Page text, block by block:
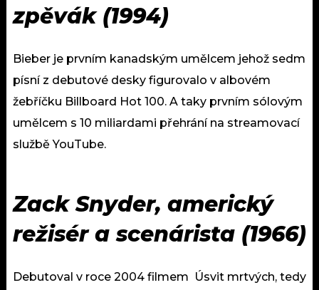
zpěvák (1994)
Bieber je prvním kanadským umělcem jehož sedm
písní z debutové desky figurovalo v albovém
žebříčku Billboard Hot 100. A taky prvním sólovým
umělcem s 10 miliardami přehrání na streamovací
službě YouTube.
Zack Snyder, americký
režisér a scenárista (1966)
Debutoval v roce 2004 filmem Úsvit mrtvých, tedy